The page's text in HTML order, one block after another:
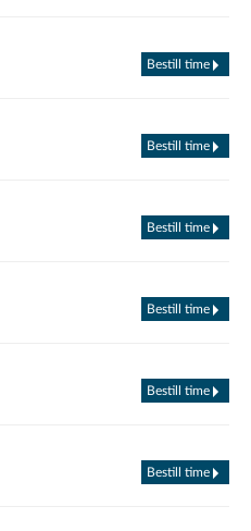
Bestill time
Bestill time
Bestill time
Bestill time
Bestill time
Bestill time